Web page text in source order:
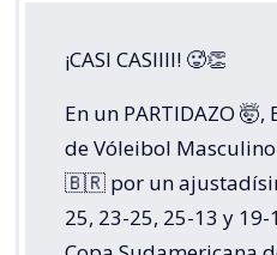
¡CASI CASIIII! 🥵👏
En un PARTIDAZO
de Vóleibol
🇧🇷 por un
25, 23-25, 25-13 y